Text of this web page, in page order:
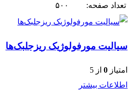
تعداد صفحه:
۵۰۰
سیالیت مورفولوژیک ریزجلبک‌ها
امتیاز 0 از 5
اطلاعات بیشتر